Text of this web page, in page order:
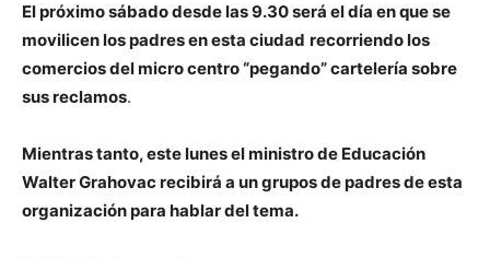
El próximo sábado desde las 9.30 será el día en que se
movilicen los padres en esta ciudad recorriendo los
comercios del micro centro “pegando” cartelería sobre
sus reclamos.
Mientras tanto, este lunes el ministro de Educación
Walter Grahovac recibirá a un grupos de padres de esta
organización para hablar del tema.